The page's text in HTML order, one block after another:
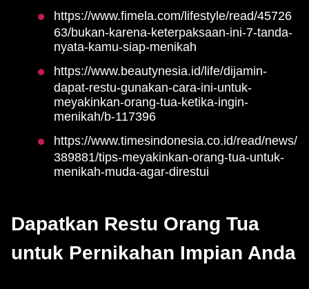
https://www.fimela.com/lifestyle/read/45726
63/bukan-karena-keterpaksaan-ini-7-tanda-
nyata-kamu-siap-menikah
https://www.beautynesia.id/life/dijamin-
dapat-restu-gunakan-cara-ini-untuk-
meyakinkan-orang-tua-ketika-ingin-
menikah/b-117396
https://www.timesindonesia.co.id/read/news/
389881/tips-meyakinkan-orang-tua-untuk-
menikah-muda-agar-direstui
Dapatkan Restu Orang Tua
untuk Pernikahan Impian Anda